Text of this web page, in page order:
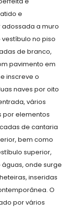
e
a muro
vestíbulo no piso
de branco,
pavimento em
inscreve o
naves por oito
vários
por elementos
de cantaria
bem como
superior,
onde surge
inseridas
O
por vários